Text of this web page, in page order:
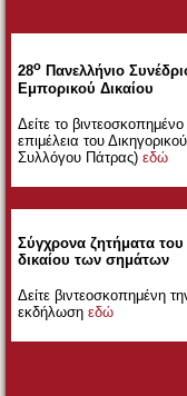
28ο Πανελλήνιο
Εμπορικού Δικαίου
Δείτε το
επιμέλεια του Δικηγορικού
Συλλόγου Πάτρας) εδώ
Σύγχρονα ζητήματα του
δικαίου των σημάτων
Δείτε βιντεοσκοπημένη
εκδήλωση εδώ